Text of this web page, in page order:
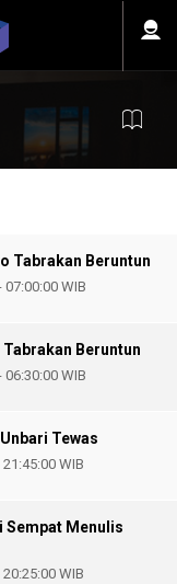
Tabrakan Beruntun
WIB
Beruntun
WIB
Tewas
WIB
Sempat Menulis
WIB